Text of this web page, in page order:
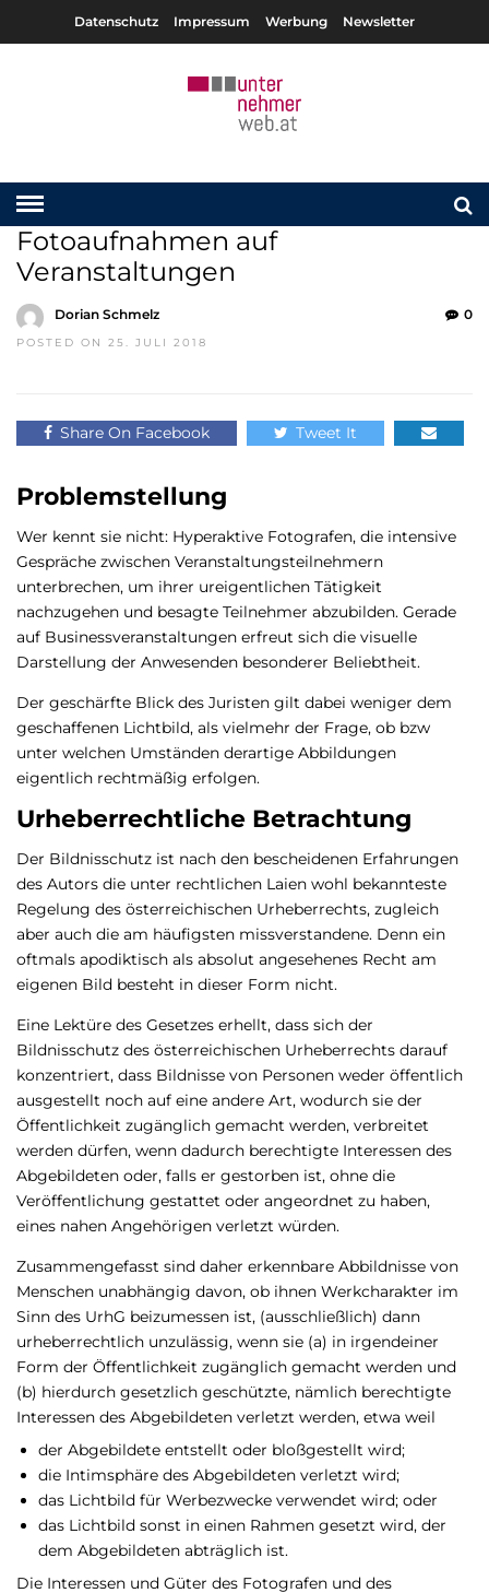
Datenschutz Impressum Werbung Newsletter
Fotoaufnahmen auf
Veranstaltungen
Dorian Schmelz
POSTED ON 25. JULI 2018
0
Share On Facebook Tweet It
Problemstellung
Wer kennt sie nicht: Hyperaktive Fotografen, die intensive
Gespräche zwischen Veranstaltungsteilnehmern
unterbrechen, um ihrer ureigentlichen Tätigkeit
nachzugehen und besagte Teilnehmer abzubilden. Gerade
auf Businessveranstaltungen erfreut sich die visuelle
Darstellung der Anwesenden besonderer Beliebtheit.
Der geschärfte Blick des Juristen gilt dabei weniger dem
geschaffenen Lichtbild, als vielmehr der Frage, ob bzw
unter welchen Umständen derartige Abbildungen
eigentlich rechtmäßig erfolgen.
Urheberrechtliche Betrachtung
Der Bildnisschutz ist nach den bescheidenen Erfahrungen
des Autors die unter rechtlichen Laien wohl bekannteste
Regelung des österreichischen Urheberrechts, zugleich
aber auch die am häufigsten missverstandene. Denn ein
oftmals apodiktisch als absolut angesehenes Recht am
eigenen Bild besteht in dieser Form nicht.
Eine Lektüre des Gesetzes erhellt, dass sich der
Bildnisschutz des österreichischen Urheberrechts darauf
konzentriert, dass Bildnisse von Personen weder öffentlich
ausgestellt noch auf eine andere Art, wodurch sie der
Öffentlichkeit zugänglich gemacht werden, verbreitet
werden dürfen, wenn dadurch berechtigte Interessen des
Abgebildeten oder, falls er gestorben ist, ohne die
Veröffentlichung gestattet oder angeordnet zu haben,
eines nahen Angehörigen verletzt würden.
Zusammengefasst sind daher erkennbare Abbildnisse von
Menschen unabhängig davon, ob ihnen Werkcharakter im
Sinn des UrhG beizumessen ist, (ausschließlich) dann
urheberrechtlich unzulässig, wenn sie (a) in irgendeiner
Form der Öffentlichkeit zugänglich gemacht werden und
(b) hierdurch gesetzlich geschützte, nämlich berechtigte
Interessen des Abgebildeten verletzt werden, etwa weil
der Abgebildete entstellt oder bloßgestellt wird;
die Intimsphäre des Abgebildeten verletzt wird;
das Lichtbild für Werbezwecke verwendet wird; oder
das Lichtbild sonst in einen Rahmen gesetzt wird, der
dem Abgebildeten abträglich ist.
Die Interessen und Güter des Fotografen und des